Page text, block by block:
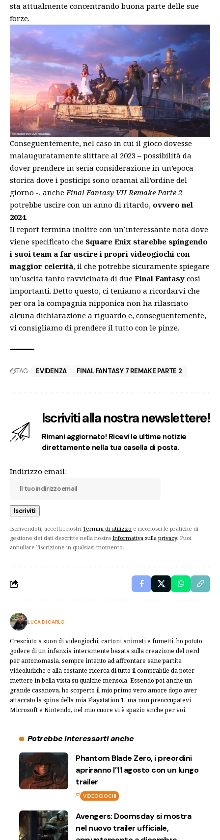
sta attualmente concentrando buona parte delle sue
forze.
Conseguentemente, nel caso in cui il gioco dovesse
malauguratamente slittare al 2023 – possibilità da
dover prendere in seria considerazione in un’epoca
storica dove i posticipi sono oramai all’ordine del
giorno -, ancheFinal Fantasy VII Remake Parte 2
potrebbe uscire con un anno di ritardo, ovvero nel
2024.
Il report termina inoltre con un’interessante nota dove
viene specificato che Square Enix starebbe spingendo
i suoi team a far uscire i propri videogiochi con
maggior celerità, il che potrebbe sicuramente spiegare
un’uscita tanto ravvicinata di due Final Fantasy così
importanti. Detto questo, ci teniamo a ricordarvi che
per ora la compagnia nipponica non ha rilasciato
alcuna dichiarazione a riguardo e, conseguentemente,
vi consigliamo di prendere il tutto con le pinze.
TAG: EVIDENZA FINAL FANTASY 7 REMAKE PARTE 2
Iscriviti alla nostra newslettere!
Rimani aggiornato! Ricevi le ultime notizie
direttamente nella tua casella di posta.
Indirizzo email:
Iscrivendoti, accetti i nostri Termini di utilizzo e riconosci le pratiche di
gestione dei dati descritte nella nostra Informativa sulla privacy. Puoi
annullare l'iscrizione in qualsiasi momento.
LUCA DI CARLO
Cresciuto a suon di videogiochi, cartoni animati e fumetti, ho potuto
godere di un infanzia interamente basata sulla creazione del nerd
per antonomasia, sempre intento ad affrontare sane partite
videoludiche e alla costante ricerca di tutto il comprabile da poter
mettere in bella vista su qualche mensola. Essendo poi anche un
grande casanova, ho scoperto il mio primo vero amore dopo aver
attaccato la spina della mia Playstation 1, ma non preoccupatevi
Microsoft e Nintendo, nel mio cuore vi è spazio anche per voi.
Potrebbe interessarti anche
Phantom Blade Zero, i preordini
apriranno l’11 agosto con un lungo
trailer
VIDEOGIOCHI
Avengers: Doomsday si mostra
nel nuovo trailer ufficiale,